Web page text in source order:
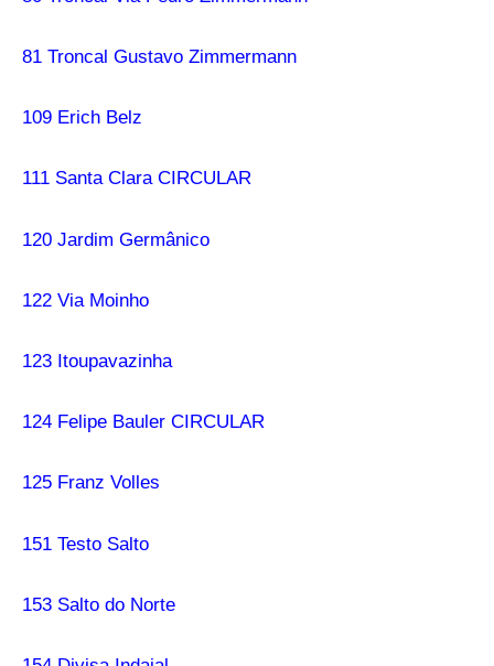
81 Troncal Gustavo Zimmermann
109 Erich Belz
111 Santa Clara CIRCULAR
120 Jardim Germânico
122 Via Moinho
123 Itoupavazinha
124 Felipe Bauler CIRCULAR
125 Franz Volles
151 Testo Salto
153 Salto do Norte